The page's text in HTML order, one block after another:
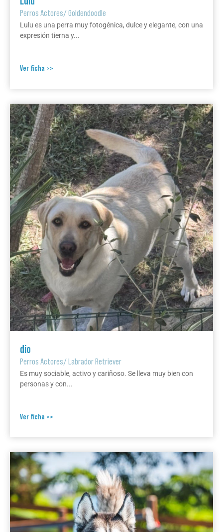
Perros Actores/Goldendoodle
Lulu es una perra muy fotogénica, dulce y elegante, con una
expresión tierna y...
Ver ficha >>
dio
Perros Actores/Labrador Retriever
Es muy sociable, activo y cariñoso. Se lleva muy bien con
personas y con...
Ver ficha >>